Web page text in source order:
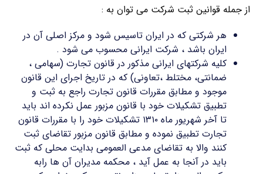
از جمله قوانین ثبت شرکت می توان به :
هر شرکتی که در ایران تاسیس شود و مرکز اصلی آن در
ایران باشد ، شرکت ایرانی محسوب می شود .
کلیه شرکتهای ایرانی مذکور در قانون تجارت (سهامی ،
ضمانتی، مختلط ،تعاونی) که در تاریخ اجرای این قانون
موجود و مطابق مقررات قانون تجارت راجع به ثبت و
تطبیق تشکیلات خود با قانون مزبور عمل نکرده اند باید
تا آخر شهریور ماه ۱۳۱۰ تشکیلات خود را با مقررات قانون
تجارت تطبیق نموده و مطابق قانون مزبور تقاضای ثبت
کنند والا به تقاضای مدعی العمومی بدایت محلی که ثبت
باید در آنجا به عمل آید ، محکمه مدیران آن ها رابه